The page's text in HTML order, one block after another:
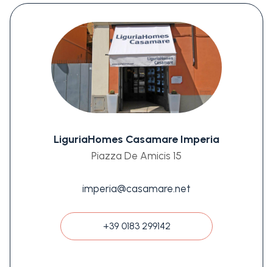
LiguriaHomes Casamare Imperia
Piazza De Amicis 15
imperia@casamare.net
+39 0183 299142